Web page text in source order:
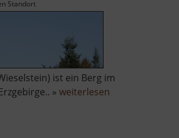
Standort
ist ein Berg im
» weiterlesen